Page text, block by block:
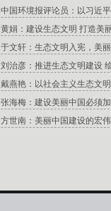
中国环境报评论员：以习近
黄娟：建设生态文明 打造美
于文轩：生态文明入宪，美
刘治彦：推进生态文明建设
戴燕艳：以社会主义生态文
张海梅：建设美丽中国必须
方世南：美丽中国建设的宏